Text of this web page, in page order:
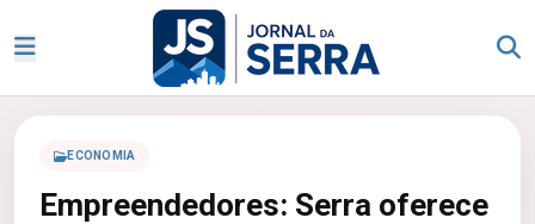
ECONOMIA
Empreendedores: Serra oferece